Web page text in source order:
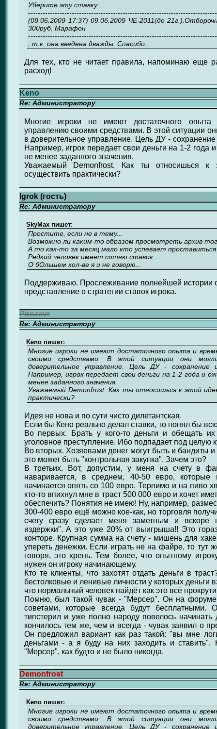
Уберите эту ставку:
(09.06.2009 17:37) 09.06.2009 ЧЕ-2011(до
300руб. Марафон
, т.к. она введена дважды. Спасибо.
Для тех, кто не читает правила, напоминаю еще
расход!
Keno
Re: Администратору
Многие игроки не имеют достаточного
управлению своими средствами. В этой ситуации
в доверительное управление. Цель ДУ -
Например, игрок передает свои деньги на 1-2 года
не менее заданного значения.
Уважаемый Demonfrost. Как ты относишься
осуществить практически?
Igrok (гость)
Re: Администратору
SkyMax пишет:
Простите, если не в тему...
Возможно ли каким-то образом просмотреть архив
А то как-то за месяц мало кто успевает проставиться
Редкий человек имеет сотню ставок...
О бОльшем кол-ве я и не говорю...
Поддерживаю. Прослеживание полнейшей истории
представление о стратегии ставок игрока.
Pirozavr
Re: Администратору
Keno пишет:
Многие игроки не имеют достаточного опыта и
своими средствами. В этой ситуации они
доверительное управление. Цель ДУ - сохранение
Например, игрок передает свои деньги на 1-2 года и
менее заданного значения.
Уважаемый Demonfrost. Как ты относишься к этой
практически?
Идея не нова и по сути чисто дилетантская.
Если бы Кено реально делал ставки, то понял бы
Во первых. Брать у кого-то деньги и обещать
уголовное преступление. Ибо подпадает под целую
Во вторых. Хозяевами денег могут быть и бандиты и
это может быть "контрольная закупка". Зачем это?
В третьих. Вот, допустим, у меня на счету в
наваривается, в среднем, 40-50 евро,
начинается опять со 100 евро. Терпимо и на пиво
кто-то впихнул мне в траст 500 000 евро и хочет
обеспечить? Понятия не имею! Ну, например,
300-400 евро ещё можно кое-как, но торговля
счету сразу сделает меня заметным и вскоре
издержки". А это уже 20% от выигрыша!! Это
конторе. Крупная сумма на счету - мишень для
упереть денежки. Если играть не на файре, то тут
говоря, это хрень. Тем более, что опытному
нужен он игроку начинающему.
Кто те клиенты, что захотят отдать деньги в
бестолковые и ленивые личности у которых деньги
что нормальный человек найдёт как это всё
Помню, был такой чувак - "Мерсер". Он на форуме
советами, которые всегда будут бесплатными.
типстерил и уже полно народу повелось начинать
кончилось тем же, чем и всегда - чувак заявил о
Он предложил вариант как раз такой: "вы мне
деньгами - а я буду на них заходить и ставить".
"Мерсер", как будто и не было никогда.
Demonfrost
Re: Администратору
Keno пишет:
Многие игроки не имеют достаточного опыта и
своими средствами. В этой ситуации они
доверительное управление. Цель ДУ - сохранение